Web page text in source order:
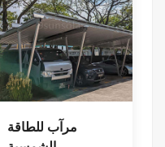
مرآب للطاقة